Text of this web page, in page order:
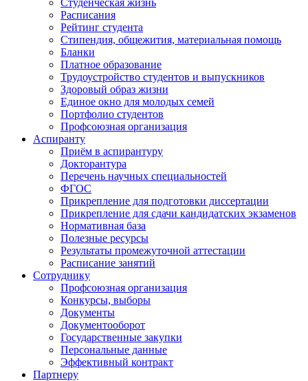
Студенческая жизнь
Расписания
Рейтинг студента
Стипендия, общежития, материальная помощь
Бланки
Платное образование
Трудоустройство студентов и выпускников
Здоровый образ жизни
Единое окно для молодых семей
Портфолио студентов
Профсоюзная организация
Аспиранту
Приём в аспирантуру
Докторантура
Перечень научных специальностей
ФГОС
Прикрепление для подготовки диссертации
Прикрепление для сдачи кандидатских экзаменов
Нормативная база
Полезные ресурсы
Результаты промежуточной аттестации
Расписание занятий
Сотруднику
Профсоюзная организация
Конкурсы, выборы
Документы
Документооборот
Государственные закупки
Персональные данные
Эффективный контракт
Партнеру